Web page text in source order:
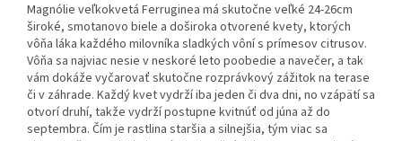
Magnólie veľkokvetá Ferruginea má skutočne veľké 24-26cm
široké, smotanovo biele a doširoka otvorené kvety, ktorých
vôňa láka každého milovníka sladkých vôní s prímesov citrusov.
Vôňa sa najviac nesie v neskoré leto poobedie a navečer, a tak
vám dokáže vyčarovať skutočne rozprávkový zážitok na terase
či v záhrade. Každý kvet vydrží iba jeden či dva dni, no vzápätí sa
otvorí druhí, takže vydrží postupne kvitnúť od júna až do
septembra. Čím je rastlina staršia a silnejšia, tým viac sa